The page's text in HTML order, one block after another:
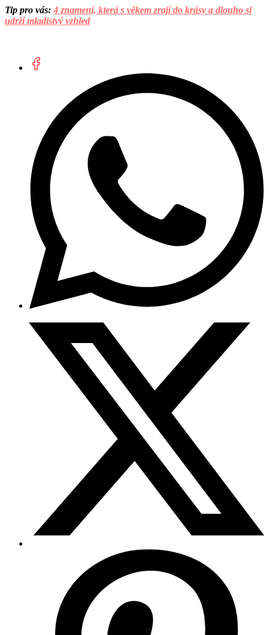
Tip pro vás: 4 znamení, která s věkem zrají do krásy a dlouho si
udrží mladistvý vzhled